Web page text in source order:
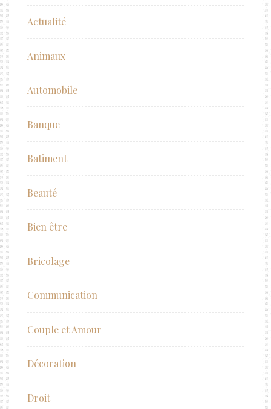
Actualité
Animaux
Automobile
Banque
Batiment
Beauté
Bien être
Bricolage
Communication
Couple et Amour
Décoration
Droit